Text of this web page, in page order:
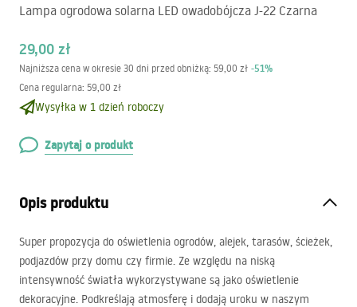
Lampa ogrodowa solarna LED owadobójcza J-22 Czarna
29,00 zł
Najniższa cena w okresie 30 dni przed obniżką: 59,00 zł -51%
Cena regularna: 59,00 zł
Wysyłka w 1 dzień roboczy
Zapytaj o produkt
Opis produktu
Super propozycja do oświetlenia ogrodów, alejek, tarasów, ścieżek,
podjazdów przy domu czy firmie. Ze względu na niską
intensywność światła wykorzystywane są jako oświetlenie
dekoracyjne. Podkreślają atmosferę i dodają uroku w naszym